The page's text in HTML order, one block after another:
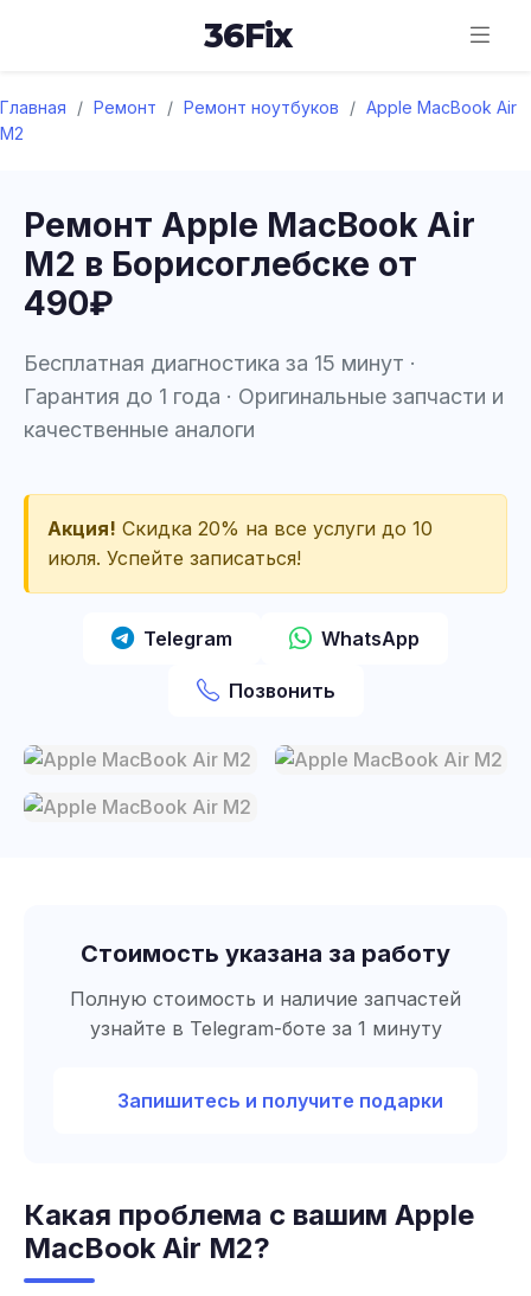
36Fix
Главная / Ремонт / Ремонт ноутбуков / Apple MacBook Air
M2
Ремонт Apple MacBook Air
M2 в Борисоглебске от
490₽
Бесплатная диагностика за 15 минут ·
Гарантия до 1 года · Оригинальные запчасти и
качественные аналоги
Акция! Скидка 20% на все услуги до 10
июля. Успейте записаться!
Telegram WhatsApp
Позвонить
Стоимость указана за работу
Полную стоимость и наличие запчастей
узнайте в Telegram-боте за 1 минуту
Запишитесь и получите подарки
Какая проблема с вашим Apple
MacBook Air M2?